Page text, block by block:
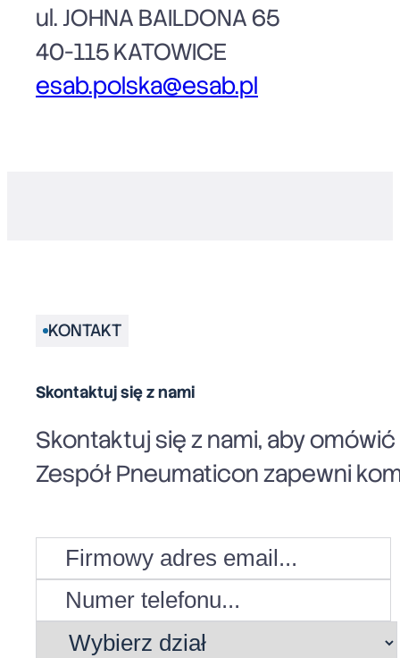
ul. JOHNA BAILDONA 65
40-115 KATOWICE
esab.polska@esab.pl
KONTAKT
Skontaktuj się z nami
Skontaktuj się z nami, aby
Zespół Pneumaticon zapewni